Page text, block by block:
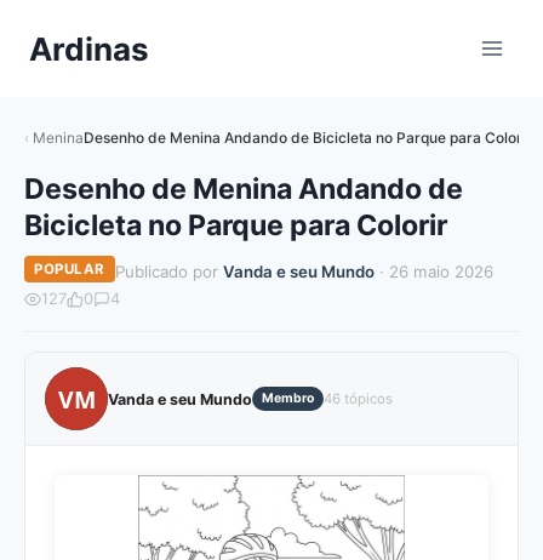
paraArdinas
MeninaDesenho de Menina Andando de Bicicleta no Parque para Colorir
Desenho de Menina Andando de
Bicicleta no Parque para Colorir
POPULAR Publicado por Vanda e seu Mundo· 26 maio 2026
127 0 4
VM Vanda e seu Mundo Membro 46 tópicos